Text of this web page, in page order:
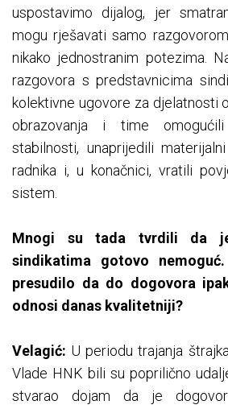
uspostavimo dijalog, jer
mogu rješavati samo
nikako jednostranim potezima.
razgovora s predstavnicima
kolektivne ugovore za djelatnosti
obrazovanja i time
stabilnosti, unaprijedili
radnika i, u konačnici, vratili
sistem.
Mnogi su tada tvrdili da
sindikatima gotovo
presudilo da do dogovora
odnosi danas kvalitetniji?
Velagić: U periodu trajanja
Vlade HNK bili su poprilično
stvarao dojam da je